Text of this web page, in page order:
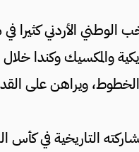
ويراهن على
التاريخية في كأس